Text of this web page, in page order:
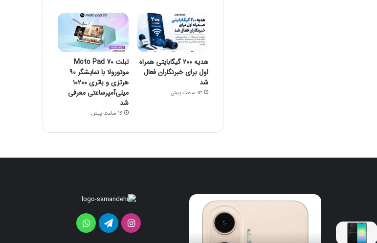
هدیه ۲۰۰ گیگابایتی همراه
اول برای خبرنگاران فعال
شد
13 ساعت پیش
تبلت Moto Pad 70
موتورولا با نمایشگر ۹۰
هرتزی و باتری ۱۰۲۰۰
میلی‌آمپرساعتی معرفی
شد
16 ساعت پیش
گوشی‌های
جدید
اینستاگرامتلگرام واتس